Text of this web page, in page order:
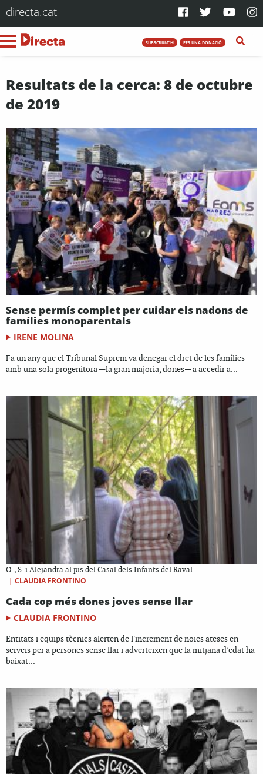
directa.cat
SUBSCRIU-T'HI FES UNA DONACIÓ
Resultats de la cerca: 8 de octubre
de 2019
Sense permís complet per cuidar els nadons de
famílies monoparentals
IRENE MOLINA
Fa un any que el Tribunal Suprem va denegar el dret de les famílies
amb una sola progenitora —la gran majoria, dones— a accedir a...
O., S. i Alejandra al pis del Casal dels Infants del Raval
| CLAUDIA FRONTINO
Cada cop més dones joves sense llar
CLAUDIA FRONTINO
Entitats i equips tècnics alerten de l'increment de noies ateses en
serveis per a persones sense llar i adverteixen que la mitjana d’edat ha
baixat...